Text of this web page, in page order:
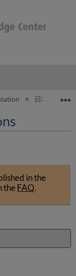
日本語
in the
theFAQ.